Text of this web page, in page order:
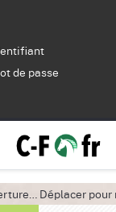
de passe
Déplacer